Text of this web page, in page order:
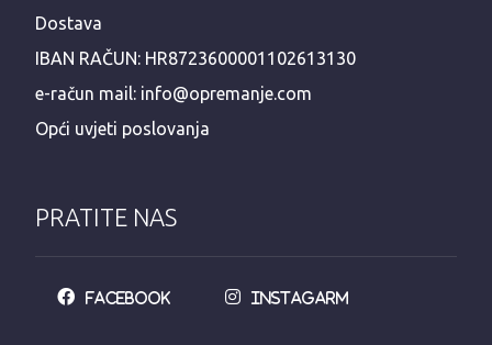
Dostava
IBAN RAČUN: HR8723600001102613130
e-račun mail: info@opremanje.com
Opći uvjeti poslovanja
PRATITE NAS
Facebook Instagarm